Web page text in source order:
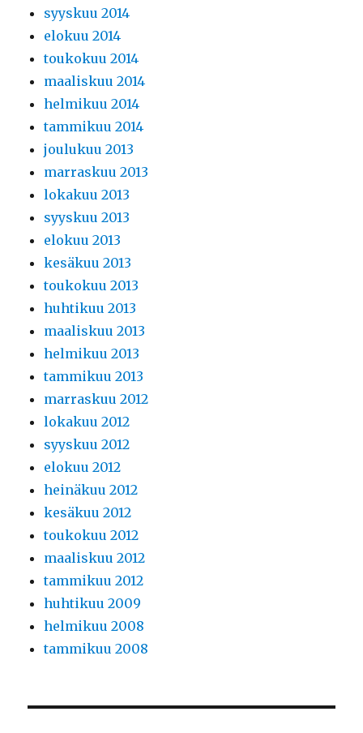
syyskuu 2014
elokuu 2014
toukokuu 2014
maaliskuu 2014
helmikuu 2014
tammikuu 2014
joulukuu 2013
marraskuu 2013
lokakuu 2013
syyskuu 2013
elokuu 2013
kesäkuu 2013
toukokuu 2013
huhtikuu 2013
maaliskuu 2013
helmikuu 2013
tammikuu 2013
marraskuu 2012
lokakuu 2012
syyskuu 2012
elokuu 2012
heinäkuu 2012
kesäkuu 2012
toukokuu 2012
maaliskuu 2012
tammikuu 2012
huhtikuu 2009
helmikuu 2008
tammikuu 2008